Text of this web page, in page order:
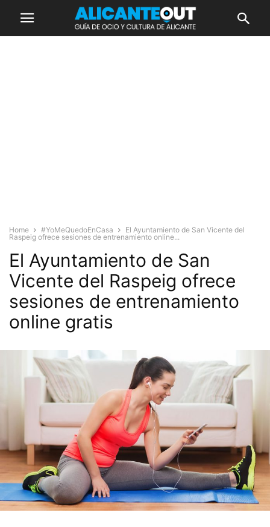
Home #YoMeQuedoEnCasa
El Ayuntamiento de San Vicente del
Raspeig ofrece sesiones de entrenamiento online...
El Ayuntamiento de San
Vicente del Raspeig ofrece
sesiones de entrenamiento
online gratis